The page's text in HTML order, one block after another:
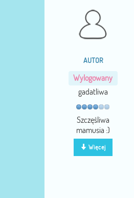
AUTOR
Wylogowany
gadatliwa
Szczęśliwa
mamusia :)
Więcej